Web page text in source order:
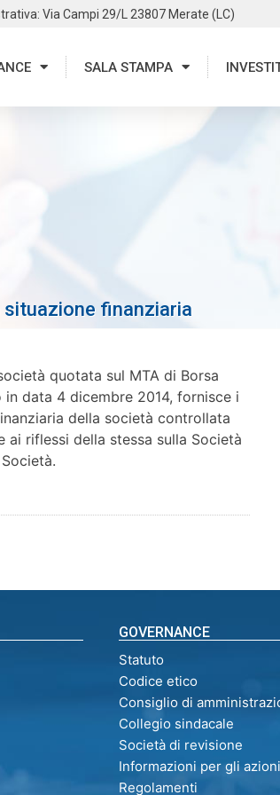
Via Campi 29/L 23807 Merate (LC)
SALA STAMPA
situazione finanziaria
quotata sul MTA di Borsa
data 4 dicembre 2014, fornisce i
della società controllata
ai riflessi della stessa sulla Società
GOVERNANCE
Statuto
Codice etico
Consiglio di
Collegio sindacale
Società di revisione
Informazioni per gli
Regolamenti